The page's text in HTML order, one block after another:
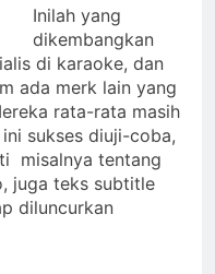
Inilah yang
dikembangkan
di karaoke, dan
ada merk lain yang
rata-rata masih
sukses diuji-coba,
misalnya tentang
juga teks subtitle
diluncurkan